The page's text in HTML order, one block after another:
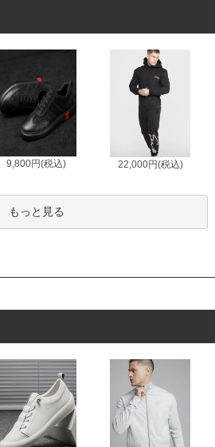
9,800円(税込) 22,000円(税込)
もっと見る